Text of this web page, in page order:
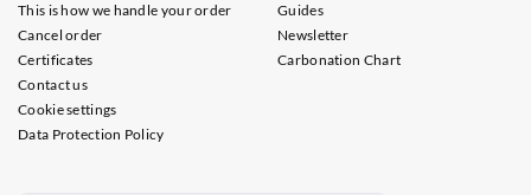
This is how we handle your order
Cancel order
Certificates
Contact us
Cookie settings
Data Protection Policy
Guides
Newsletter
Carbonation Chart